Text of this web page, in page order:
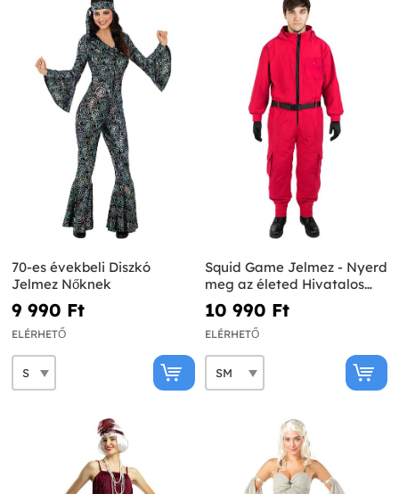
70-es évekbeli Diszkó
Jelmez Nőknek
9 990 Ft‎
ELÉRHETŐ
Squid Game Jelmez - Nyerd
meg az életed Hivatalos
Netflix
10 990 Ft‎
ELÉRHETŐ